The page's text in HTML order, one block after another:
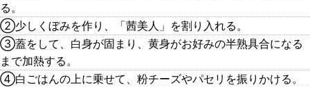
る。
②少しくぼみを作り、「茜美人」を割り入れる。
③蓋をして、白身が固まり、黄身がお好みの半熟具合になる
まで加熱する。
④白ごはんの上に乗せて、粉チーズやパセリを振りかける。